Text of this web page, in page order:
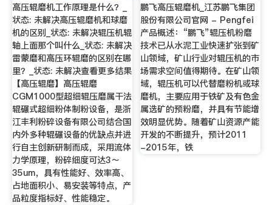
高压辊磨机工作原理是什么？_
状态: 未解决高压辊磨机和球磨
机的区别_状态: 未解决辊压机辊
轴上面那个叫什么_状态: 未解决
雷蒙磨和高压环辊磨的区别在哪
里？_状态: 未解决查看更多结果
【高压辊磨】高压辊磨
CGM1000型超细辊压磨属干法
辊碾式超细粉体制粉设备，是浙
江丰利粉碎设备有限公司结合国
内外多种辊碾设备的优缺点并进
行自主创新研制而成，采用流体
力学原理，粉碎细度可达3～
35um，具有性能好、效率高、
占地面积小、易安装等特点，产
品粒度指标好、性能稳定。
鹏飞高压辊磨机_江苏鹏飞集团
股份有限公司官网 - Pengfei
产品概述：“鹏飞”辊压机粉磨
技术已从水泥工业快速扩张到矿
山领域，矿山行业对辊压机的市
场需求空间值得期待。在矿山领
域，辊压机可以代替磨粉机或球
磨机，主要应用于铁矿及有色金
属选矿的预粉磨，并具有节能增
效明显优势。随着矿山资源产能
开发的不断提升，预计2011
-2015年，铁